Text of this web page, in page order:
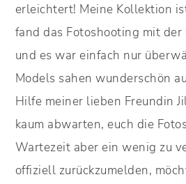
erleichtert! Meine Kollektion
fand das Fotoshooting mit der
und es war einfach nur
Models sahen wunderschön
Hilfe meiner lieben Freundin
kaum abwarten, euch die
Wartezeit aber ein wenig zu
offiziell zurückzumelden,